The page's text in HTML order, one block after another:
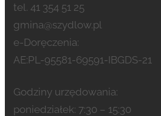
tel. 41 354 51 25
gmina@szydlow.pl
e-Doręczenia:
AE:PL-95581-69591-IBGDS-21
Godziny urzędowania:
poniedziałek: 7:30 – 15:30